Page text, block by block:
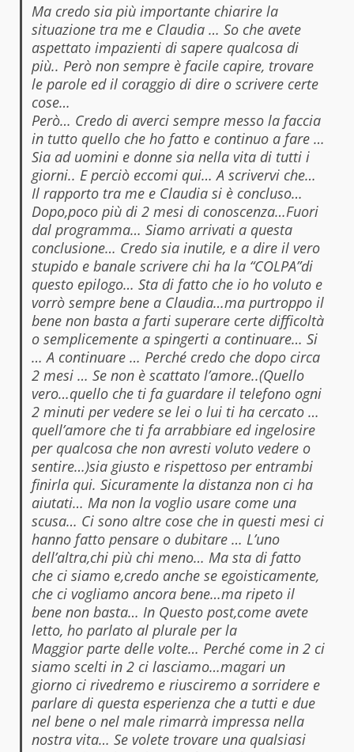
Ma credo sia più importante chiarire la
situazione tra me e Claudia … So che avete
aspettato impazienti di sapere qualcosa di
più.. Però non sempre è facile capire, trovare
le parole ed il coraggio di dire o scrivere certe
cose…
Però… Credo di averci sempre messo la faccia
in tutto quello che ho fatto e continuo a fare …
Sia ad uomini e donne sia nella vita di tutti i
giorni.. E perciò eccomi qui… A scrivervi che…
Il rapporto tra me e Claudia si è concluso…
Dopo,poco più di 2 mesi di conoscenza…Fuori
dal programma… Siamo arrivati a questa
conclusione… Credo sia inutile, e a dire il vero
stupido e banale scrivere chi ha la “COLPA”di
questo epilogo… Sta di fatto che io ho voluto e
vorrò sempre bene a Claudia…ma purtroppo il
bene non basta a farti superare certe difficoltà
o semplicemente a spingerti a continuare… Si
… A continuare … Perché credo che dopo circa
2 mesi … Se non è scattato l’amore..(Quello
vero…quello che ti fa guardare il telefono ogni
2 minuti per vedere se lei o lui ti ha cercato …
quell’amore che ti fa arrabbiare ed ingelosire
per qualcosa che non avresti voluto vedere o
sentire…)sia giusto e rispettoso per entrambi
finirla qui. Sicuramente la distanza non ci ha
aiutati… Ma non la voglio usare come una
scusa… Ci sono altre cose che in questi mesi ci
hanno fatto pensare o dubitare … L’uno
dell’altra,chi più chi meno… Ma sta di fatto
che ci siamo e,credo anche se egoisticamente,
che ci vogliamo ancora bene…ma ripeto il
bene non basta… In Questo post,come avete
letto, ho parlato al plurale per la
Maggior parte delle volte… Perché come in 2 ci
siamo scelti in 2 ci lasciamo…magari un
giorno ci rivedremo e riusciremo a sorridere e
parlare di questa esperienza che a tutti e due
nel bene o nel male rimarrà impressa nella
nostra vita… Se volete trovare una qualsiasi